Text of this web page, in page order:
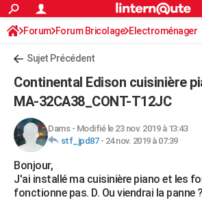
ACTUALITÉS
Politique
Société
Faits Divers
Education
Monde
Villes
+
Programme TV
TNTStreaming
Cinéma
Sorties cinéma
Musique
+FINANCE
Retraite
Impôts
Epargne
Immobilier
Risques naturels par ville
Banque
Assurance
Crédit
AUTO
Essais
Réserver un essai
Citadines
Berlines
SUV
Forum auto
HIGH-TECH
Mobiles
Meilleur smartphone
Internet
Ordinateurs
Jeux vidéo
Guide high-tech
+BRICOLAGE
S'inscrire
Connexion
Forum Forum Bricolage Electroménager
Sujet Précédent
Continental Edison cuisinière
MA-32CA38_CONT-T12JC
Dams- Modifié le 23 nov. 2019 à 13:43
stf_jpd87- 24 nov. 2019 à 07:39
Bonjour,
J'ai installé ma cuisinière piano et les
fonctionne pas. D. Ou viendrai la panne